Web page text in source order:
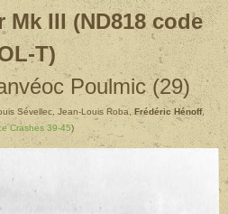
Mk III (ND818 code
T)
Poulmic (29)
Sévellec, Jean-Louis Roba,Frédéric Hénoff,
Crashes 39-45)